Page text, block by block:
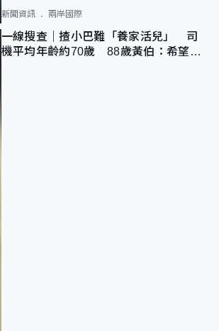
新聞資訊 兩岸國際
一線搜查｜揸小巴難「養家活兒」 司
機平均年齡約70歲 88歲黃伯：希望一